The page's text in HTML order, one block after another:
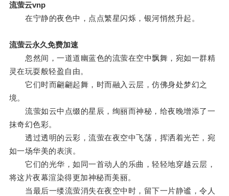
流萤云vnp
在宁静的夜色中，点点繁星闪烁，银河悄然升起。
流萤云永久免费加速
忽然间，一道道幽蓝色的流萤在空中飘舞，宛如一群精
灵在玩耍般轻盈自由。
它们时而翩翩起舞，时而融入云层，仿佛身处梦幻之
境。
流萤如云中点缀的星辰，绚丽而神秘，给夜晚增添了一
抹奇幻色彩。
透过透明的云彩，流萤在夜空中飞荡，挥洒着光芒，宛
如一场华美的表演。
它们的光华，如同一首动人的乐曲，轻轻地穿越云层，
将这片夜幕渲染得更加神秘而美丽。
当最后一缕流萤消失在夜空中时，留下一片静谧，令人